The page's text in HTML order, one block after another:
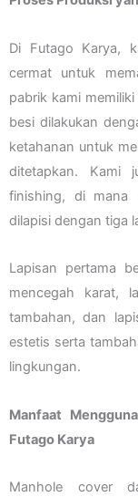
Di Futago Karya,
cermat untuk
pabrik kami
besi dilakukan
ketahanan untuk
ditetapkan. Kami
finishing, di mana
dilapisi dengan tiga
Lapisan pertama
mencegah karat,
tambahan, dan
estetis serta
lingkungan.
Manfaat
Futago Karya
Manhole cover